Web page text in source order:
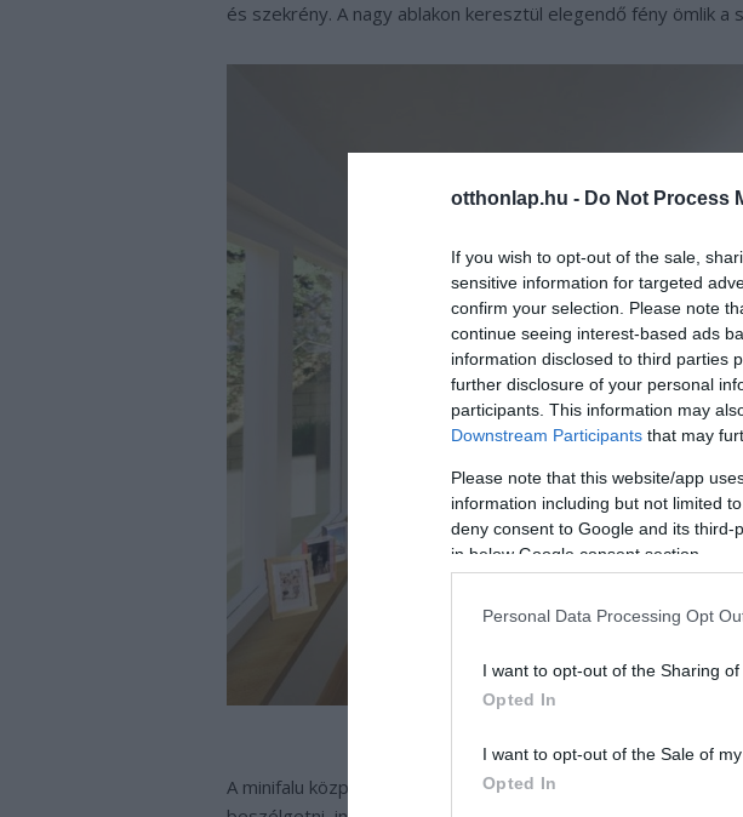
otthonlap.hu - Do Not Process
If you wish to opt-out of the sale,
sensitive information for targeted
confirm your selection. Please note
continue seeing interest-based ads
information disclosed to third parties
further disclosure of your personal
participants. This information may
Downstream Participants that may
Please note that this website/app
information including but not limited
deny consent to Google and its
in below Google consent section.
Personal Data Processing Opt
I want to opt-out of the Sharing of
Opted In
I want to opt-out of the Sale of
Opted In
és szekrény. A nagy ablakon keresztül elegendő fény ömlik a
A minifalu központi részén közösségi ház emelkedik, itt